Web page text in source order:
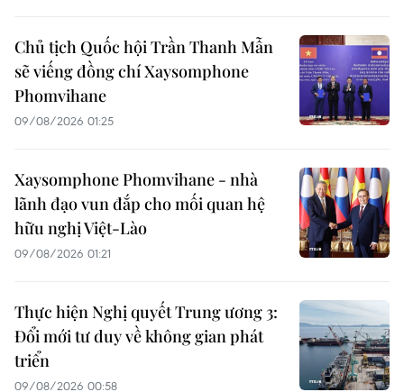
Chủ tịch Quốc hội Trần Thanh Mẫn
sẽ viếng đồng chí Xaysomphone
Phomvihane
09/08/2026 01:25
Xaysomphone Phomvihane - nhà
lãnh đạo vun đắp cho mối quan hệ
hữu nghị Việt-Lào
09/08/2026 01:21
Thực hiện Nghị quyết Trung ương 3:
Đổi mới tư duy về không gian phát
triển
09/08/2026 00:58